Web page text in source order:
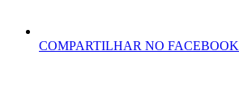
COMPARTILHAR NO FACEBOOK